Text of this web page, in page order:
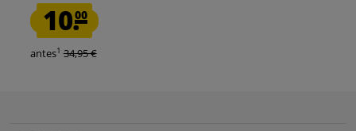
10.00
antes1 34,95 €